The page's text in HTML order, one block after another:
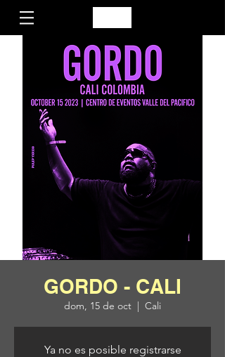
GORDO - CALI
dom, 15 de oct
  |
Cali
Ya no es posible registrarse